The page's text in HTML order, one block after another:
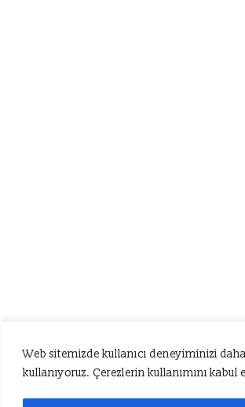
Web sitemizde kullanıcı deneyiminizi
kullanıyoruz. Çerezlerin kullanımını kabul